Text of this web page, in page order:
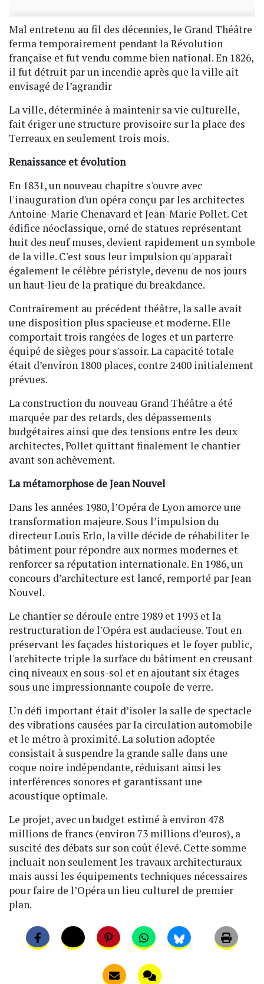
Mal entretenu au fil des décennies, le Grand Théâtre
ferma temporairement pendant la Révolution
française et fut vendu comme bien national. En 1826,
il fut détruit par un incendie après que la ville ait
envisagé de l’agrandir
La ville, déterminée à maintenir sa vie culturelle,
fait ériger une structure provisoire sur la place des
Terreaux en seulement trois mois.
Renaissance et évolution
En 1831, un nouveau chapitre s'ouvre avec
l'inauguration d'un opéra conçu par les architectes
Antoine-Marie Chenavard et Jean-Marie Pollet. Cet
édifice néoclassique, orné de statues représentant
huit des neuf muses, devient rapidement un symbole
de la ville. C'est sous leur impulsion qu'apparaît
également le célèbre péristyle, devenu de nos jours
un haut-lieu de la pratique du breakdance.
Contrairement au précédent théâtre, la salle avait
une disposition plus spacieuse et moderne. Elle
comportait trois rangées de loges et un parterre
équipé de sièges pour s'assoir. La capacité totale
était d’environ 1800 places, contre 2400 initialement
prévues.
La construction du nouveau Grand Théâtre a été
marquée par des retards, des dépassements
budgétaires ainsi que des tensions entre les deux
architectes, Pollet quittant finalement le chantier
avant son achèvement.
La métamorphose de Jean Nouvel
Dans les années 1980, l’Opéra de Lyon amorce une
transformation majeure. Sous l’impulsion du
directeur Louis Erlo, la ville décide de réhabiliter le
bâtiment pour répondre aux normes modernes et
renforcer sa réputation internationale. En 1986, un
concours d’architecture est lancé, remporté par Jean
Nouvel.
Le chantier se déroule entre 1989 et 1993 et la
restructuration de l'Opéra est audacieuse. Tout en
préservant les façades historiques et le foyer public,
l'architecte triple la surface du bâtiment en creusant
cinq niveaux en sous-sol et en ajoutant six étages
sous une impressionnante coupole de verre.
Un défi important était d’isoler la salle de spectacle
des vibrations causées par la circulation automobile
et le métro à proximité. La solution adoptée
consistait à suspendre la grande salle dans une
coque noire indépendante, réduisant ainsi les
interférences sonores et garantissant une
acoustique optimale.
Le projet, avec un budget estimé à environ 478
millions de francs (environ 73 millions d’euros), a
suscité des débats sur son coût élevé. Cette somme
incluait non seulement les travaux architecturaux
mais aussi les équipements techniques nécessaires
pour faire de l’Opéra un lieu culturel de premier
plan.